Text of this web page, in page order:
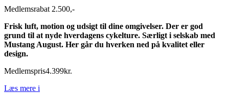
Medlemsrabat 2.500,-
Frisk luft, motion og udsigt til dine omgivelser. Der er god
grund til at nyde hverdagens cykelture. Særligt i selskab med
Mustang August. Her går du hverken ned på kvalitet eller
design.
Medlemspris4.399kr.
Læs mere i